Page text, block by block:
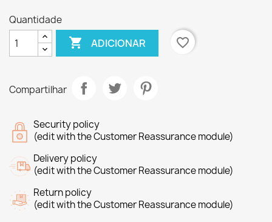
Quantidade
 ADICIONAR favorite_border
Compartilhar
Security policy
(edit with the Customer Reassurance module)
Delivery policy
(edit with the Customer Reassurance module)
Return policy
(edit with the Customer Reassurance module)